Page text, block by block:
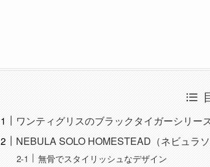
ワンティグリスのブラックタイガーシリー
NEBULA SOLO HOMESTEAD（ネビュラ
無骨でスタイリッシュなデザイン